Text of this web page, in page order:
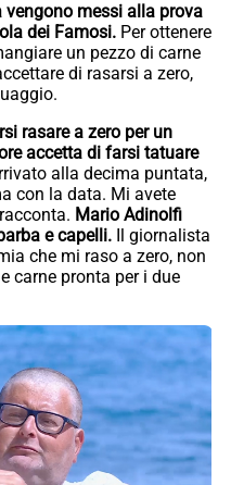
vengono messi alla prova
dei Famosi. Per ottenere
un pezzo di carne
di rasarsi a zero,
rasare a zero per un
accetta di farsi tatuare
alla decima puntata,
con la data. Mi avete
Mario Adinolfi
e capelli. Il giornalista
che mi raso a zero, non
carne pronta per i due